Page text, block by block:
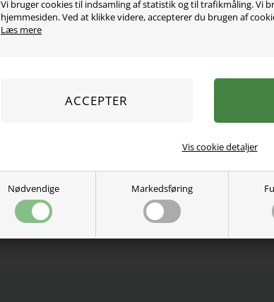
Vi bruger cookies til indsamling af statistik og til trafikmåling. Vi
hjemmesiden. Ved at klikke videre, accepterer du brugen af
Læs mere
Nødvendige Markedsføring
Vis cookie detaljer